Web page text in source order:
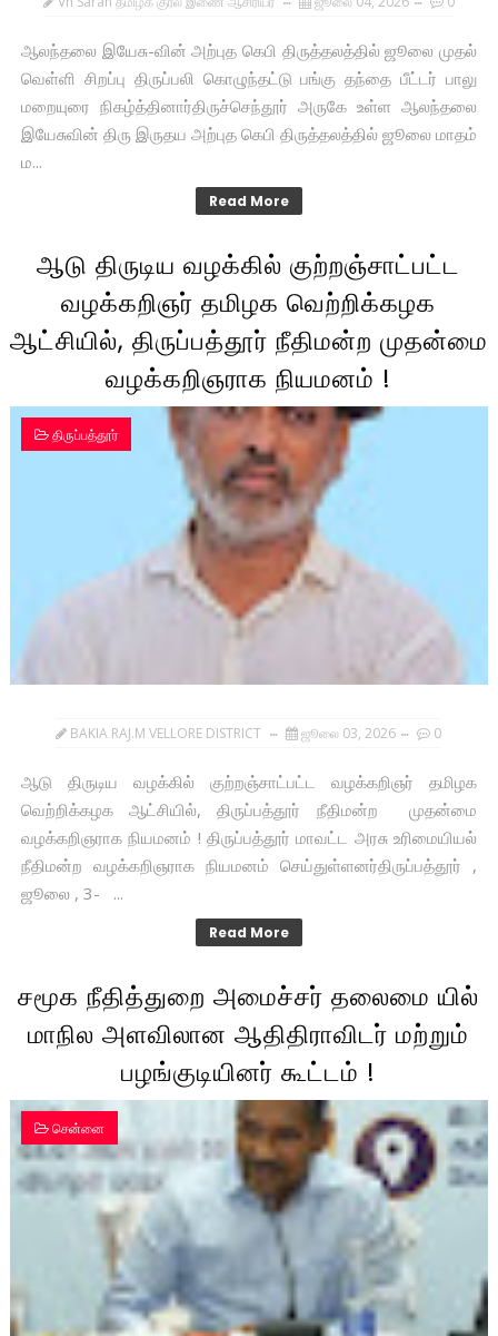
ஆலந்தலை இயேசு-வின் அற்புத கெபி திருத்தலத்தில் ஜூலை முதல்
வெள்ளி சிறப்பு திருப்பலி கொழுந்தட்டு பங்கு தந்தை பீட்டர் பாலு
மறையுரை நிகழ்த்தினார்திருச்செந்தூர் அருகே உள்ள ஆலந்தலை
இயேசுவின் திரு இருதய அற்புத கெபி திருத்தலத்தில் ஜூலை மாதம்
ம...
Read More
ஆடு திருடிய வழக்கில் குற்றஞ்சாட்பட்ட
வழக்கறிஞர் தமிழக வெற்றிக்கழக
ஆட்சியில், திருப்பத்தூர் நீதிமன்ற முதன்மை
வழக்கறிஞராக நியமனம் !
திருப்பத்தூர்
BAKIA RAJ.M VELLORE DISTRICT ஜூலை 03, 2026 0
ஆடு திருடிய வழக்கில் குற்றஞ்சாட்பட்ட வழக்கறிஞர் தமிழக
வெற்றிக்கழக ஆட்சியில், திருப்பத்தூர் நீதிமன்ற முதன்மை
வழக்கறிஞராக நியமனம் ! திருப்பத்தூர் மாவட்ட அரசு உரிமையியல்
நீதிமன்ற வழக்கறிஞராக நியமனம் செய்துள்ளனர்திருப்பத்தூர் ,
ஜூலை , 3- ...
Read More
சமூக நீதித்துறை அமைச்சர் தலைமை யில்
மாநில அளவிலான ஆதிதிராவிடர் மற்றும்
பழங்குடியினர் கூட்டம் !
சென்னை